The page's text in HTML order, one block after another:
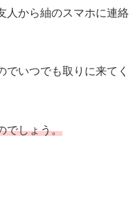
人から紬のスマホに連絡
でいつでも取りに来てく
でしょう。